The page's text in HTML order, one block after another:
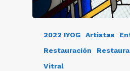
2022 IYOG Artistas
Restauración
Vitral